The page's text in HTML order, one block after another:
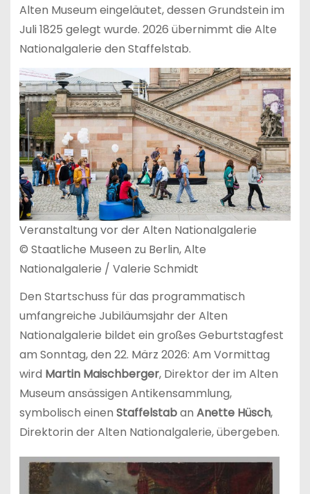
Alten Museum eingeläutet, dessen Grundstein im
Juli 1825 gelegt wurde. 2026 übernimmt die Alte
Nationalgalerie den Staffelstab.
Veranstaltung vor der Alten Nationalgalerie
© Staatliche Museen zu Berlin, Alte
Nationalgalerie / Valerie Schmidt
Den Startschuss für das programmatisch
umfangreiche Jubiläumsjahr der Alten
Nationalgalerie bildet ein großes Geburtstagfest
am Sonntag, den 22. März 2026: Am Vormittag
wird Martin Maischberger, Direktor der im Alten
Museum ansässigen Antikensammlung,
symbolisch einen Staffelstaban Anette Hüsch,
Direktorin der Alten Nationalgalerie, übergeben.